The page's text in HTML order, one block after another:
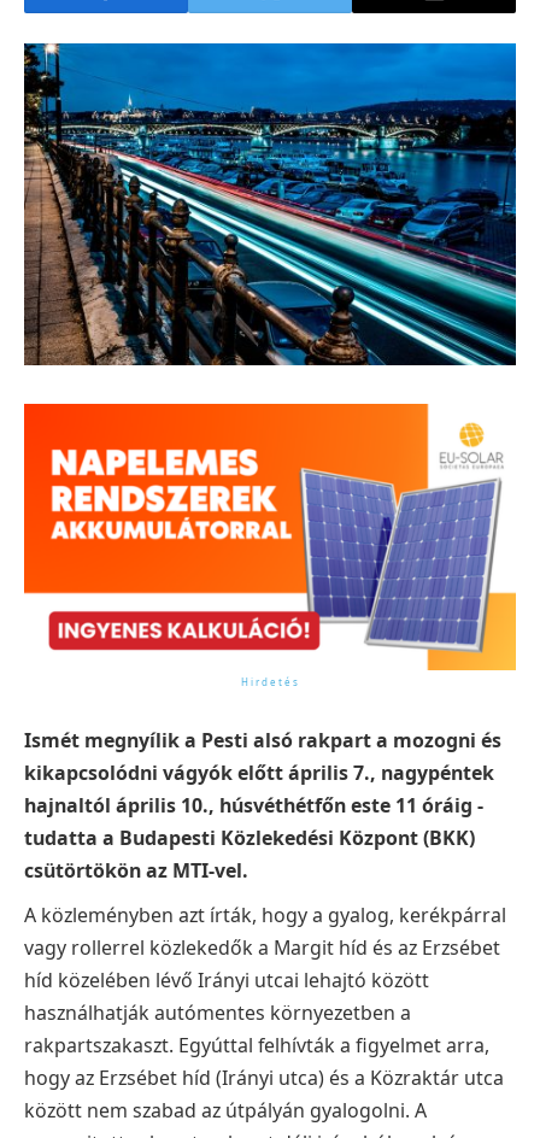
Ismét megnyílik a Pesti alsó rakpart a mozogni és
kikapcsolódni vágyók előtt április 7., nagypéntek
hajnaltól április 10., húsvéthétfőn este 11 óráig -
tudatta a Budapesti Közlekedési Központ (BKK)
csütörtökön az MTI-vel.
A közleményben azt írták, hogy a gyalog, kerékpárral
vagy rollerrel közlekedők a Margit híd és az Erzsébet
híd közelében lévő Irányi utcai lehajtó között
használhatják autómentes környezetben a
rakpartszakaszt. Egyúttal felhívták a figyelmet arra,
hogy az Erzsébet híd (Irányi utca) és a Közraktár utca
között nem szabad az útpályán gyalogolni. A